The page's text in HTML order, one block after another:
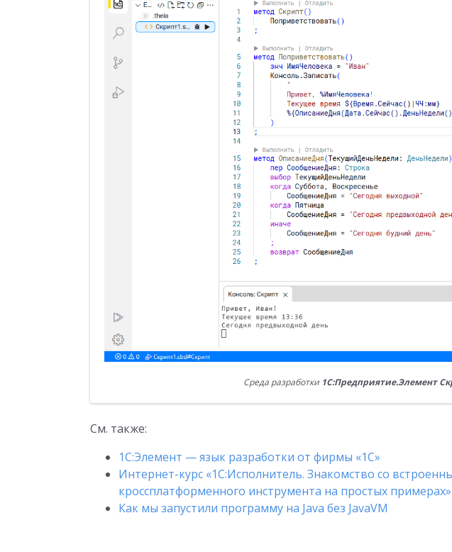
Среда разработки 1C:Предприятие.Элемент
См. также:
1С:Элемент — язык разработки от фирмы «1С»
Интернет-курс «1С:Исполнитель. Знакомство со
кроссплатформенного инструмента на простых примерах»
Как мы запустили программу на Java без JavaVM